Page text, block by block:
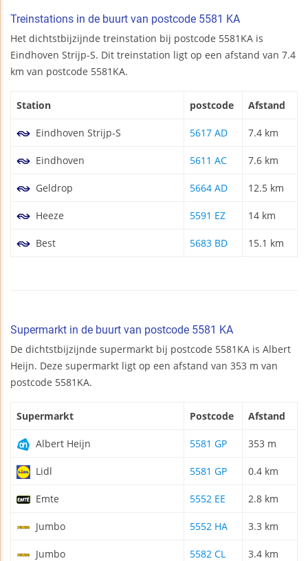
Treinstations in de buurt van postcode 5581 KA
Het dichtstbijzijnde treinstation bij postcode 5581KA is
Eindhoven Strijp-S. Dit treinstation ligt op een afstand van 7.4
km van postcode 5581KA.
Station postcode Afstand
Eindhoven Strijp-S 5617 AD 7.4 km
Eindhoven 5611 AC 7.6 km
Geldrop 5664 AD 12.5 km
Heeze 5591 EZ 14 km
Best 5683 BD 15.1 km
Supermarkt in de buurt van postcode 5581 KA
De dichtstbijzijnde supermarkt bij postcode 5581KA is Albert
Heijn. Deze supermarkt ligt op een afstand van 353 m van
postcode 5581KA.
Supermarkt Postcode Afstand
Albert Heijn 5581 GP 353 m
Lidl 5581 GP 0.4 km
Emte 5552 EE 2.8 km
Jumbo 5552 HA 3.3 km
Jumbo 5582 CL 3.4 km